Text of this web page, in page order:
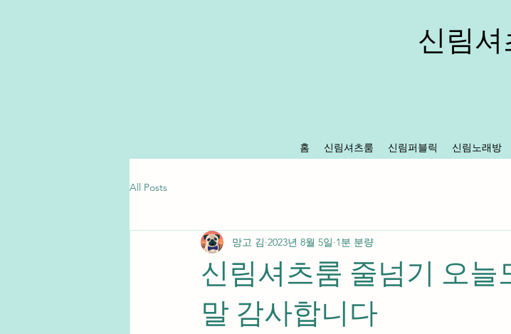
신림
홈 신림셔츠룸 신림퍼블릭 신림노래방
All Posts
신림셔츠룸 줄넘기 오늘
말 감사합니다
망고 김 2023년 8월 5일 1분 분량